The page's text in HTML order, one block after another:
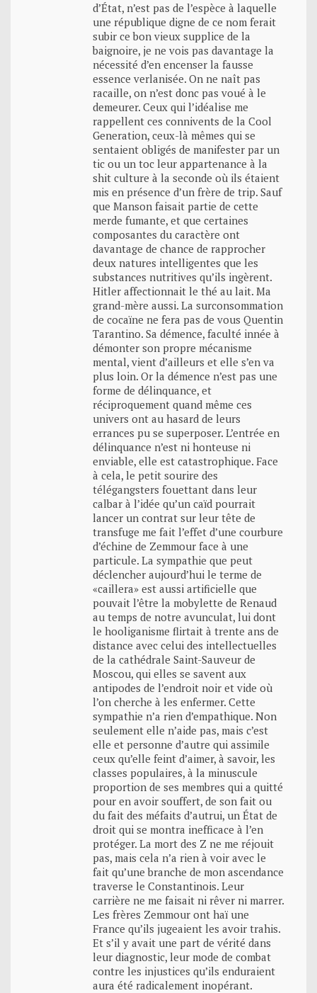
d’État, n’est pas de l’espèce à laquelle
une république digne de ce nom ferait
subir ce bon vieux supplice de la
baignoire, je ne vois pas davantage la
nécessité d’en encenser la fausse
essence verlanisée. On ne naît pas
racaille, on n’est donc pas voué à le
demeurer. Ceux qui l’idéalise me
rappellent ces connivents de la Cool
Generation, ceux-là mêmes qui se
sentaient obligés de manifester par un
tic ou un toc leur appartenance à la
shit culture à la seconde où ils étaient
mis en présence d’un frère de trip. Sauf
que Manson faisait partie de cette
merde fumante, et que certaines
composantes du caractère ont
davantage de chance de rapprocher
deux natures intelligentes que les
substances nutritives qu’ils ingèrent.
Hitler affectionnait le thé au lait. Ma
grand-mère aussi. La surconsommation
de cocaïne ne fera pas de vous Quentin
Tarantino. Sa démence, faculté innée à
démonter son propre mécanisme
mental, vient d’ailleurs et elle s’en va
plus loin. Or la démence n’est pas une
forme de délinquance, et
réciproquement quand même ces
univers ont au hasard de leurs
errances pu se superposer. L’entrée en
délinquance n’est ni honteuse ni
enviable, elle est catastrophique. Face
à cela, le petit sourire des
télégangsters fouettant dans leur
calbar à l’idée qu’un caïd pourrait
lancer un contrat sur leur tête de
transfuge me fait l’effet d’une courbure
d’échine de Zemmour face à une
particule. La sympathie que peut
déclencher aujourd’hui le terme de
«caillera» est aussi artificielle que
pouvait l’être la mobylette de Renaud
au temps de notre avunculat, lui dont
le hooliganisme flirtait à trente ans de
distance avec celui des intellectuelles
de la cathédrale Saint-Sauveur de
Moscou, qui elles se savent aux
antipodes de l’endroit noir et vide où
l’on cherche à les enfermer. Cette
sympathie n’a rien d’empathique. Non
seulement elle n’aide pas, mais c’est
elle et personne d’autre qui assimile
ceux qu’elle feint d’aimer, à savoir, les
classes populaires, à la minuscule
proportion de ses membres qui a quitté
pour en avoir souffert, de son fait ou
du fait des méfaits d’autrui, un État de
droit qui se montra inefficace à l’en
protéger. La mort des Z ne me réjouit
pas, mais cela n’a rien à voir avec le
fait qu’une branche de mon ascendance
traverse le Constantinois. Leur
carrière ne me faisait ni rêver ni marrer.
Les frères Zemmour ont haï une
France qu’ils jugeaient les avoir trahis.
Et s’il y avait une part de vérité dans
leur diagnostic, leur mode de combat
contre les injustices qu’ils enduraient
aura été radicalement inopérant.